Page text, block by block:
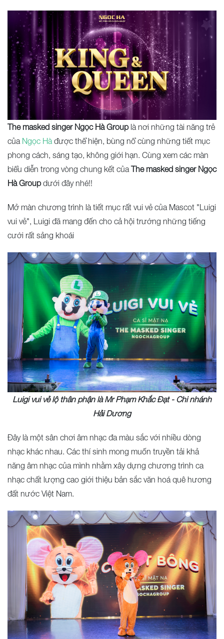
The masked singer Ngọc Hà Grouplà nơi những tài năng trẻ
của Ngọc Hà được thể hiện, bùng nổ cùng những tiết mục
phong cách, sáng tạo, không giới hạn. Cùng xem các màn
biểu diễn trong vòng chung kết của The masked singer Ngọc
Hà Groupdưới đây nhé!!
Mở màn chương trình là tiết mục rất vui vẻ của Mascot "Luigi
vui vẻ", Luigi đã mang đến cho cả hội trường những tiếng
cười rất sảng khoái
Luigi vui vẻ lộ thân phận là Mr Phạm Khắc Đạt - Chi nhánh
Hải Dương
Đây là một sân chơi âm nhạc đa màu sắc với nhiều dòng
nhạc khác nhau. Các thí sinh mong muốn truyền tải khả
năng âm nhạc của mình nhằm xây dựng chương trình ca
nhạc chất lượng cao giới thiệu bản sắc văn hoá quê hương
đất nước Việt Nam.